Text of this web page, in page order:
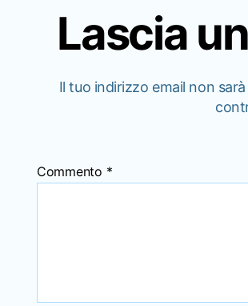
Lascia
Il tuo indirizzo email non
Commento *